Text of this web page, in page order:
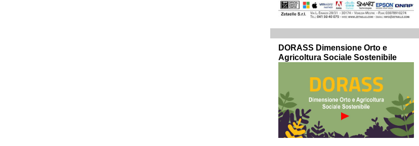
DORASS Dimensione Orto e
Agricoltura Sociale Sostenibile